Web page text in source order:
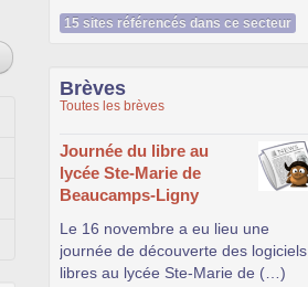
15 sites référencés dans ce secteur
Brèves
Toutes les brèves
Journée du libre au
lycée Ste-Marie de
Beaucamps-Ligny
Le 16 novembre a eu lieu une
journée de découverte des logiciels
libres au lycée Ste-Marie de (…)